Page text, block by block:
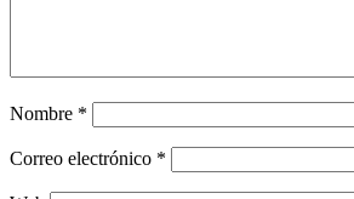
Nombre *
Correo electrónico *